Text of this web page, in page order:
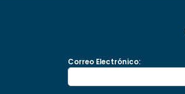
Correo Electrónico: